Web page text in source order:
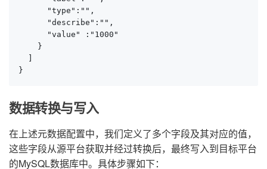
      "type":"",
      "describe":"",
      "value" :"1000"
    }
  ]
}
数据转换与写入
在上述元数据配置中，我们定义了多个字段及其对应的值，
这些字段从源平台获取并经过转换后，最终写入到目标平台
的MySQL数据库中。具体步骤如下：